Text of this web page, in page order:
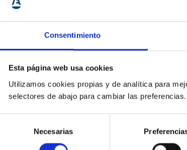
Consentimiento
Esta página web usa cookies
Utilizamos cookies propias y de analítica para
selectores de abajo para cambiar las preferencias.
consentimiento
Necesarias
Entrar
Solicitar Contraseña